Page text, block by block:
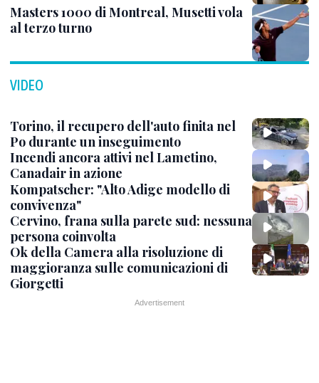
Masters 1000 di Montreal, Musetti vola
al terzo turno
VIDEO
Torino, il recupero dell'auto finita nel
Po durante un inseguimento
Incendi ancora attivi nel Lametino,
Canadair in azione
Kompatscher: "Alto Adige modello di
convivenza"
Cervino, frana sulla parete sud: nessuna
persona coinvolta
Ok della Camera alla risoluzione di
maggioranza sulle comunicazioni di
Giorgetti